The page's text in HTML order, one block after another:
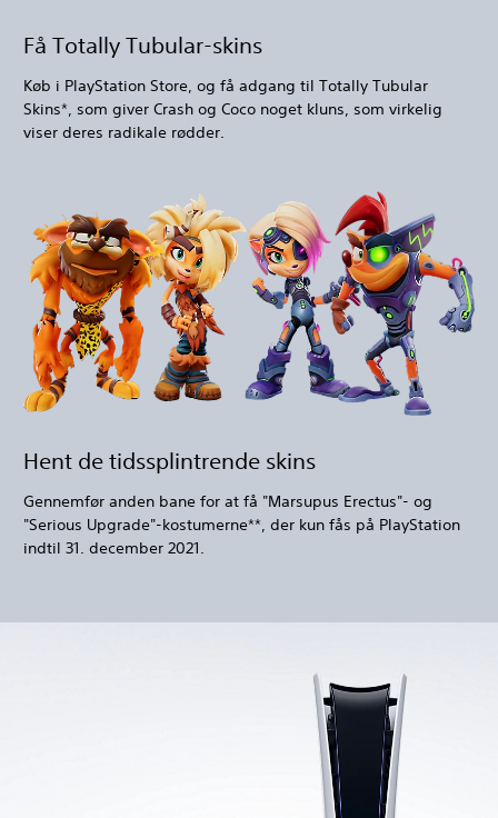
Få Totally Tubular-skins
Køb i PlayStation Store, og få adgang til Totally Tubular
Skins*, som giver Crash og Coco noget kluns, som virkelig
viser deres radikale rødder.
Hent de tidssplintrende skins
Gennemfør anden bane for at få "Marsupus Erectus"- og
"Serious Upgrade"-kostumerne**, der kun fås på PlayStation
indtil 31. december 2021.